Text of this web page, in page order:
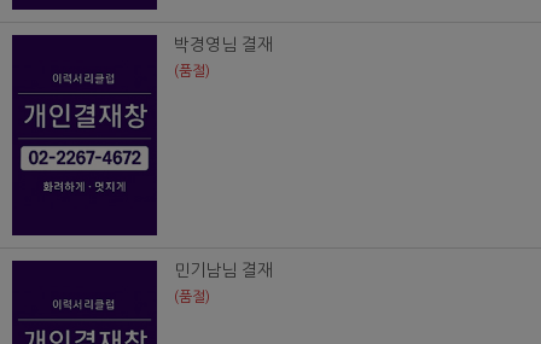
박경영님 결재
(품절)
민기남님 결재
(품절)